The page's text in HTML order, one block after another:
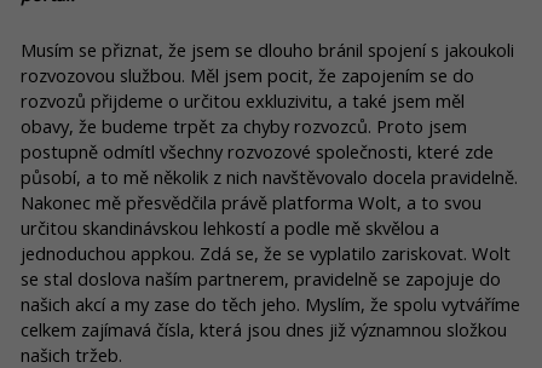
Musím se přiznat, že jsem se dlouho bránil spojení s jakoukoli
rozvozovou službou. Měl jsem pocit, že zapojením se do
rozvozů přijdeme o určitou exkluzivitu, a také jsem měl
obavy, že budeme trpět za chyby rozvozců. Proto jsem
postupně odmítl všechny rozvozové společnosti, které zde
působí, a to mě několik z nich navštěvovalo docela pravidelně.
Nakonec mě přesvědčila právě platforma Wolt, a to svou
určitou skandinávskou lehkostí a podle mě skvělou a
jednoduchou appkou. Zdá se, že se vyplatilo zariskovat. Wolt
se stal doslova naším partnerem, pravidelně se zapojuje do
našich akcí a my zase do těch jeho. Myslím, že spolu vytváříme
celkem zajímavá čísla, která jsou dnes již významnou složkou
našich tržeb.